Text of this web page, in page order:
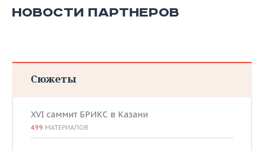
НОВОСТИ ПАРТНЕРОВ
Сюжеты
XVI саммит БРИКС в Казани
499 МАТЕРИАЛОВ